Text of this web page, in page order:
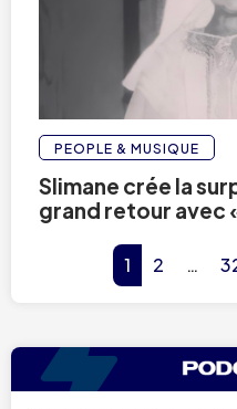
PEOPLE & MUSIQUE
Slimane crée la
grand retour avec «
1 2 …